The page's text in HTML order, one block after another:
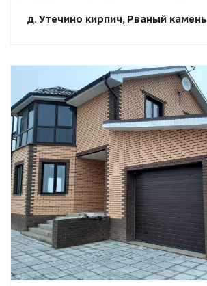
д. Утечино кирпич, Рваный камень
Смотреть проект